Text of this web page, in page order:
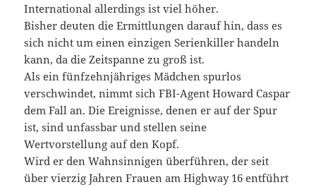
International allerdings ist viel höher.
Bisher deuten die Ermittlungen darauf hin, dass es
sich nicht um einen einzigen Serienkiller handeln
kann, da die Zeitspanne zu groß ist.
Als ein fünfzehnjähriges Mädchen spurlos
verschwindet, nimmt sich FBI-Agent Howard Caspar
dem Fall an. Die Ereignisse, denen er auf der Spur
ist, sind unfassbar und stellen seine
Wertvorstellung auf den Kopf.
Wird er den Wahnsinnigen überführen, der seit
über vierzig Jahren Frauen am Highway 16 entführt